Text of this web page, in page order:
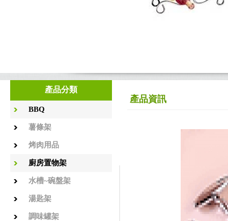
產品分類
BBQ
薯條架
烤肉用品
廚房置物架
水槽~碗盤架
湯匙架
調味罐架
產品資訊